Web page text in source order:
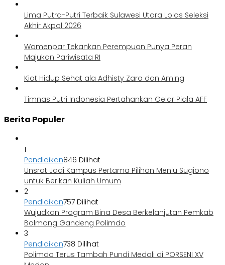
Lima Putra-Putri Terbaik Sulawesi Utara Lolos Seleksi
Akhir Akpol 2026
Wamenpar Tekankan Perempuan Punya Peran
Majukan Pariwisata RI
Kiat Hidup Sehat ala Adhisty Zara dan Aming
Timnas Putri Indonesia Pertahankan Gelar Piala AFF
Berita Populer
1
Pendidikan846 Dilihat
Unsrat Jadi Kampus Pertama Pilihan Menlu Sugiono
untuk Berikan Kuliah Umum
2
Pendidikan757 Dilihat
Wujudkan Program Bina Desa Berkelanjutan Pemkab
Bolmong Gandeng Polimdo
3
Pendidikan738 Dilihat
Polimdo Terus Tambah Pundi Medali di PORSENI XV